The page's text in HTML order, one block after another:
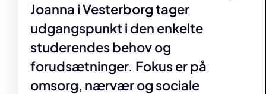
Joanna i Vesterborg tager
udgangspunkt i den enkelte
studerendes behov og
forudsætninger. Fokus er på
omsorg, nærvær og sociale